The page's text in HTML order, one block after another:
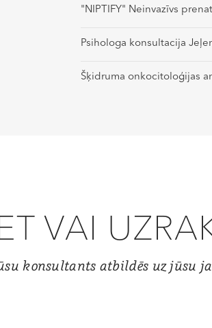
"NIPTIFY" Neinvazīvs
Psihologa konsultacija
Šķidruma onkocitoloģijas
VAI
konsultants atbildēs uz jūsu